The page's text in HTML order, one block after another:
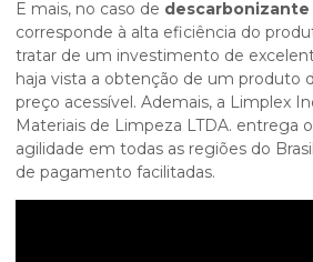
E mais, no caso de
corresponde à alta eficiência do
tratar de um investimento de
haja vista a obtenção de um produto
preço acessível. Ademais, a Limplex
Materiais de Limpeza LTDA. entrega
agilidade em todas as regiões do
de pagamento facilitadas.